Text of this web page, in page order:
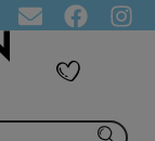
Bestellung ☁